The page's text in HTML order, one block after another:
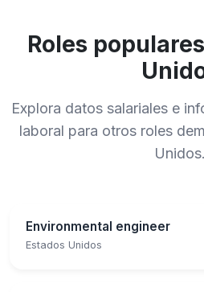
Roles
Explora datos salariales e
laboral para otros roles
Unidos.
Environmental engineer
Estados Unidos